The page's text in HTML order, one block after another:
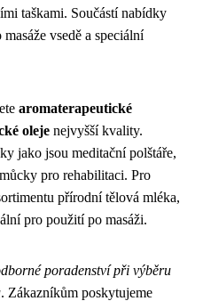
taškami. Součástí nabídky
vsedě a speciální
aromaterapeutické
oleje nejvyšší kvality.
jako jsou meditační polštáře,
pro rehabilitaci. Pro
přírodní tělová mléka,
pro použití po masáži.
poradenství při výběru
. Zákazníkům poskytujeme